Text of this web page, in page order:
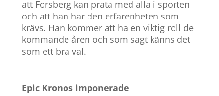
att Forsberg kan prata med alla i sporten
och att han har den erfarenheten som
krävs. Han kommer att ha en viktig roll de
kommande åren och som sagt känns det
som ett bra val.
Epic Kronos imponerade